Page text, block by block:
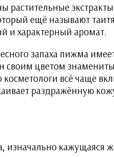
растительные
ещё называют
и характерный аромат.
запаха пижма
своим цветом
всё чаще
раздражённую
изначально кажущаяся